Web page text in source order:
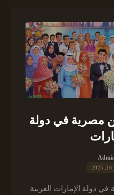
مصرية في دولة
دولة الإمارات العربية